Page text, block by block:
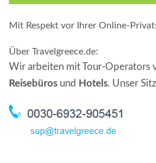
Mit Respekt vor Ihrer Online-
Über Travelgreece.de:
Wir arbeiten mit Tour-Operators
Reisebüros und Hotels. Unser